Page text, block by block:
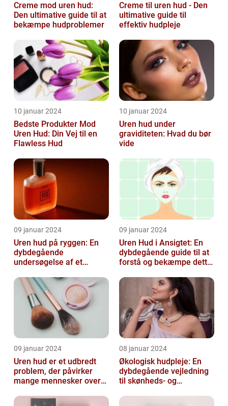
Creme mod uren hud:
Den ultimative guide til at
bekæmpe hudproblemer
Creme til uren hud - Den
ultimative guide til
effektiv hudpleje
10 januar 2024
Bedste Produkter Mod
Uren Hud: Din Vej til en
Flawless Hud
10 januar 2024
Uren hud under
graviditeten: Hvad du bør
vide
09 januar 2024
Uren hud på ryggen: En
dybdegående
undersøgelse af et
undertiden overset
skønhedspr...
09 januar 2024
Uren Hud i Ansigtet: En
dybdegående guide til at
forstå og bekæmpe dette
09 januar 2024
Uren hud er et udbredt
problem, der påvirker
mange mennesker over
08 januar 2024
Økologisk hudpleje: En
dybdegående vejledning
til skønheds- og